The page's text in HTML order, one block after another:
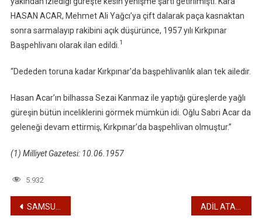
HASAN ACAR, Mehmet Ali Yağcı’ya çift dalarak paça kasnaktan
sonra sarmalayıp rakibini açık düşürünce, 1957 yılı Kırkpınar
Başpehlivanı olarak ilan edildi. 1
“Dededen toruna kadar Kırkpınar’da başpehlivanlık alan tek ailedir.
Hasan Acar’ın bilhassa Sezai Kanmaz ile yaptığı güreşlerde yağlı
güreşin bütün inceliklerini görmek mümkün idi. Oğlu Sabri Acar da
geleneği devam ettirmiş, Kırkpınar’da başpehlivan olmuştur.”
(1) Milliyet Gazetesi: 10.06.1957
5.932
Yazı
SAMSUNLU İBRAHİM KARABACAK – 1956